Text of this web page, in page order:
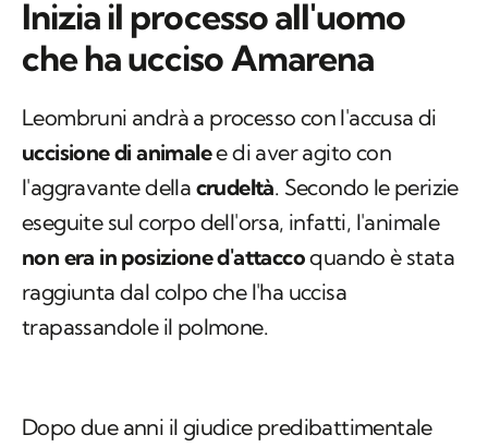
Inizia il processo all'uomo
che ha ucciso Amarena
Leombruni andrà a processo con l'accusa di
uccisione di animalee di aver agito con
l'aggravante della crudeltà. Secondo le perizie
eseguite sul corpo dell'orsa, infatti, l'animale
non era in posizione d'attaccoquando è stata
raggiunta dal colpo che l'ha uccisa
trapassandole il polmone.
Dopo due anni il giudice predibattimentale